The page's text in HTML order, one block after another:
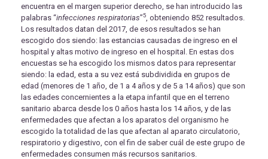
encuentra en el margen superior derecho, se han introducido las
palabras “infecciones respiratorias”5 , obteniendo 852 resultados.
Los resultados datan del 2017, de esos resultados se han
escogido dos siendo: las estancias causadas de ingreso en el
hospital y altas motivo de ingreso en el hospital. En estas dos
encuestas se ha escogido los mismos datos para representar
siendo: la edad, esta a su vez está subdividida en grupos de
edad (menores de 1 año, de 1 a 4 años y de 5 a 14 años) que son
las edades concernientes a la etapa infantil que en el terreno
sanitario abarca desde los 0 años hasta los 14 años, y de las
enfermedades que afectan a los aparatos del organismo he
escogido la totalidad de las que afectan al aparato circulatorio,
respiratorio y digestivo, con el fin de saber cuál de este grupo de
enfermedades consumen más recursos sanitarios.